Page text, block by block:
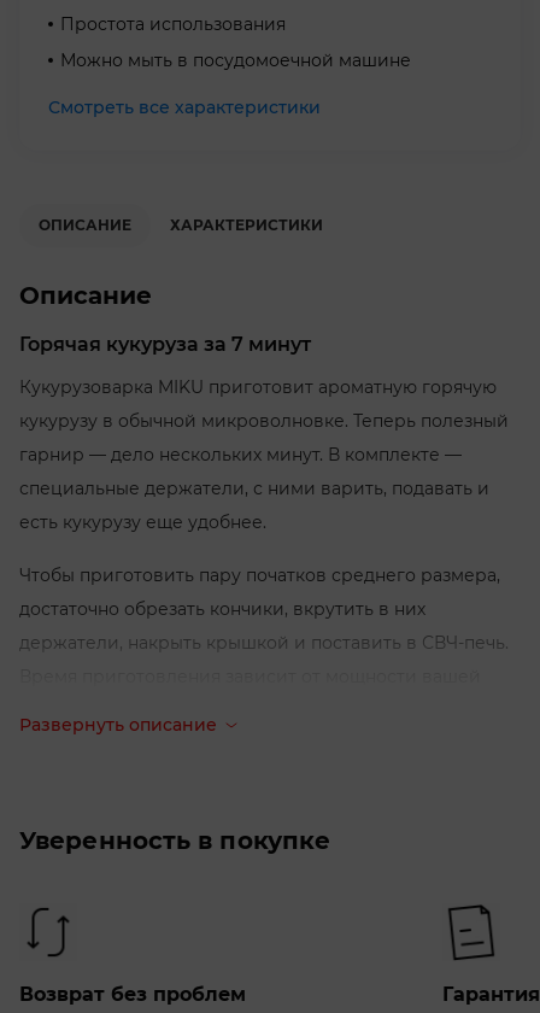
Простота использования
Можно мыть в посудомоечной машине
Смотреть все характеристики
ОПИСАНИЕ ХАРАКТЕРИСТИКИ
Описание
Горячая кукуруза за 7 минут
Кукурузоварка MIKU приготовит ароматную горячую
кукурузу в обычной микроволновке. Теперь полезный
гарнир — дело нескольких минут. В комплекте —
специальные держатели, с ними варить, подавать и
есть кукурузу еще удобнее.
Чтобы приготовить пару початков среднего размера,
достаточно обрезать кончики, вкрутить в них
держатели, накрыть крышкой и поставить в СВЧ-печь.
и поперчите по вкусу. Приятного аппетита!
пластика и ухаживать за ней очень просто. Ее можно
мыть в посудомоечной машине или руками — мягкой
губкой и моющим средством.
Развернуть описание
Уверенность в покупке
Возврат без проблем Гарантия